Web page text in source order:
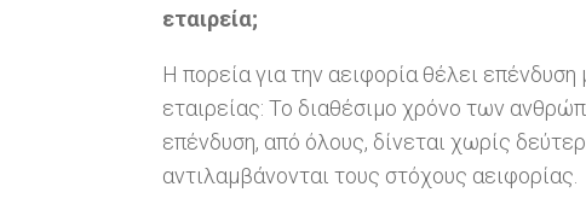
εταιρεία;
Η πορεία για την αειφορία θέλει
εταιρείας: Το διαθέσιμο χρόνο των
επένδυση, από όλους, δίνεται χωρίς
αντιλαμβάνονται τους στόχους αειφορίας.